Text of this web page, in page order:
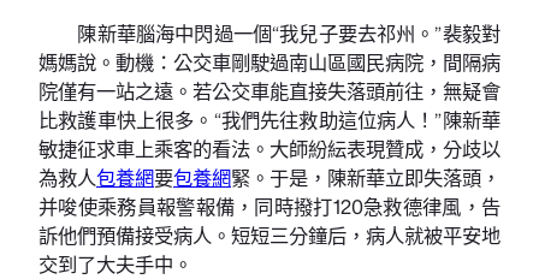
陳新華腦海中閃過一個“我兒子要去祁州。”裴毅對
媽媽說。動機：公交車剛駛過南山區國民病院，間隔病
院僅有一站之遠。若公交車能直接失落頭前往，無疑會
比救護車快上很多。“我們先往救助這位病人！”陳新華
敏捷征求車上乘客的看法。大師紛紜表現贊成，分歧以
為救人包養網要包養網緊。于是，陳新華立即失落頭，
并唆使乘務員報警報備，同時撥打120急救德律風，告
訴他們預備接受病人。短短三分鐘后，病人就被平安地
交到了大夫手中。